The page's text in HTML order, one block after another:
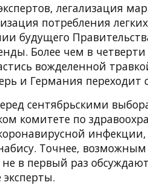
легализация
потребления
будущего
Более чем в
вожделенной
и Германия
сентябрьскими
комитете по
Точнее,
в первый раз